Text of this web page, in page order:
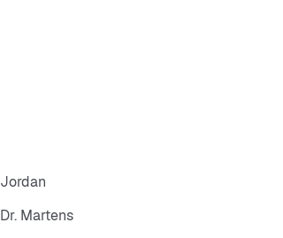
Jordan
Dr. Martens